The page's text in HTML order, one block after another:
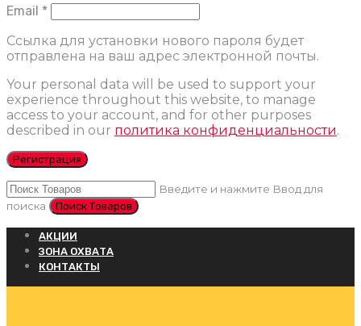
Email *
Ссылка для установки нового пароля будет
отправлена ​​на ваш адрес электронной почты.
Your personal data will be used to support your
experience throughout this website, to manage
access to your account, and for other purposes
described in our политика конфиденциальности.
Регистрация
Введите и нажмите Ввод для
поиска
АКЦИИ
ЗОНА ОХВАТА
КОНТАКТЫ